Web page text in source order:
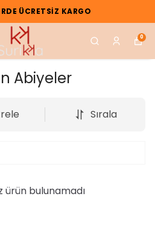
ÜCRETSIZ KARGO
0
Abiyeler
Sırala
ürün bulunamadı